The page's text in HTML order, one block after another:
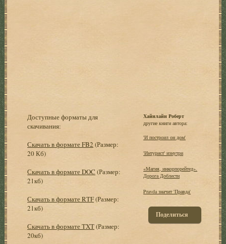
Доступные форматы для
скачивания:
Скачать в формате FB2 (Размер:
20 Кб)
Скачать в формате DOC (Размер:
21кб)
Скачать в формате RTF(Размер:
21кб)
Скачать в формате TXT(Размер:
20кб)
Хайнлайн Роберт
другие книги автора:
'И построил он дом'
'Интурист' изнутри
«Магия, инкорпорейтед».
Дорога Доблести
Pravda значит 'Правда'
Поделиться